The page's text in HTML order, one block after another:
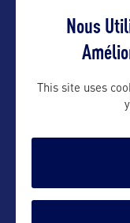
Nous
This site uses